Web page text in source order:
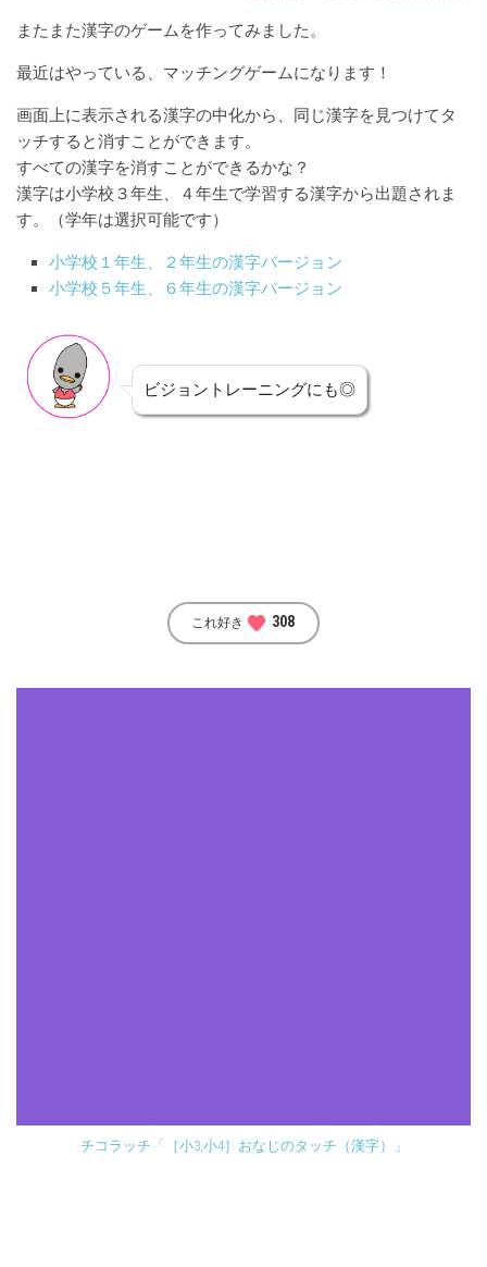
またまた漢字のゲームを作ってみました。
最近はやっている、マッチングゲームになります！
画面上に表示される漢字の中化から、同じ漢字を見つけてタ
ッチすると消すことができます。
すべての漢字を消すことができるかな？
漢字は小学校３年生、４年生で学習する漢字から出題されま
す。（学年は選択可能です）
小学校１年生、２年生の漢字バージョン
小学校５年生、６年生の漢字バージョン
ビジョントレーニングにも◎
これ好き favorite 308
チコラッチ「［小3,小4］おなじのタッチ（漢字）」